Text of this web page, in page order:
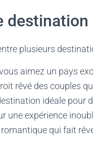
destination
plusieurs
aimez un pays
rêvé des couples
idéale pour
une expérience
qui fait